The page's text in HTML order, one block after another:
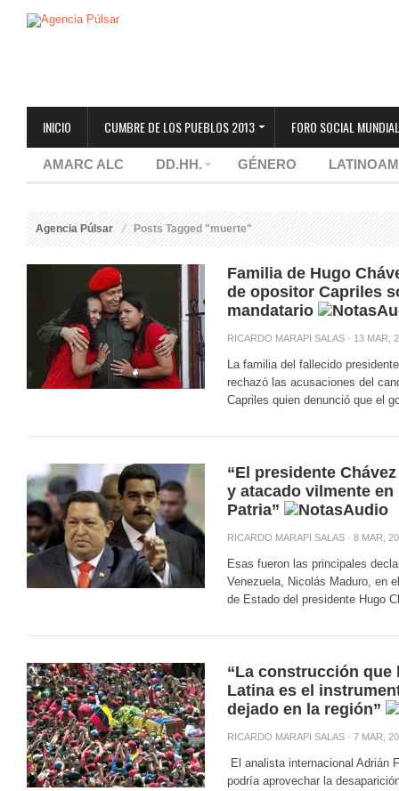
INICIO CUMBRE DE LOS PUEBLOS 2013 FORO SOCIAL
AMARC ALC DD.HH. GÉNERO
Agencia Púlsar Posts Tagged "muerte"
Familia de Hugo
de opositor Capriles
mandatario
RICARDO MARAPI SALAS · 13 MAR,
La familia del fallecido
rechazó las acusaciones del
Capriles quien denunció que el
“El presidente
y atacado vilmente
Patria”
RICARDO MARAPI SALAS · 8 MAR,
Esas fueron las principales
Venezuela, Nicolás Maduro, en
de Estado del presidente Hugo
“La construcción que
Latina es el
dejado en la región”
RICARDO MARAPI SALAS · 7 MAR,
El analista internacional Adrián
podría aprovechar la